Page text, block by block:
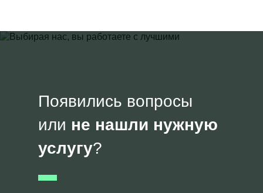
Появились вопросы
или не нашли нужную
услугу?